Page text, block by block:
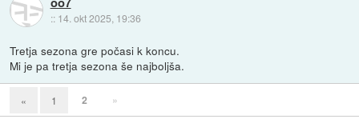
:: 14. okt 2025, 19:36
Tretja sezona gre počasi k koncu.
Mi je pa tretja sezona še najboljša.
« 1 2 »